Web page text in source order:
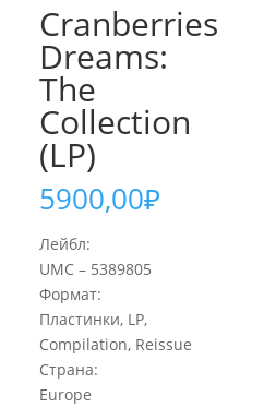
Cranberries
Dreams:
The
Collection
(LP)
5900,00₽
Лейбл:
UMC – 5389805
Формат:
Пластинки, LP,
Compilation, Reissue
Страна:
Europe